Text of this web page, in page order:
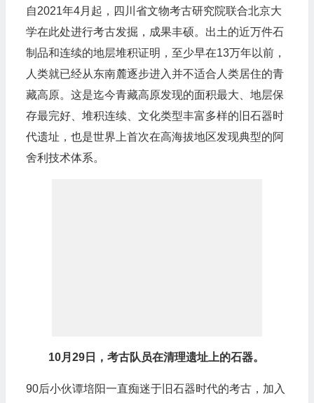
自2021年4月起，四川省文物考古研究院联合北京大
学在此处进行考古发掘，成果丰硕。出土的近万件石
制品和连续的地层堆积证明，至少早在13万年以前，
人类就已经从东南麓逐步进入并不适合人类居住的青
藏高原。这是迄今青藏高原发现的面积最大、地层保
存最完好、堆积连续、文化类型丰富多样的旧石器时
代遗址，也是世界上首次在高海拔地区发现典型的阿
舍利技术体系。
10月29日，考古队员在清理遗址上的石器。
90后小伙谭培阳一直痴迷于旧石器时代的考古，加入